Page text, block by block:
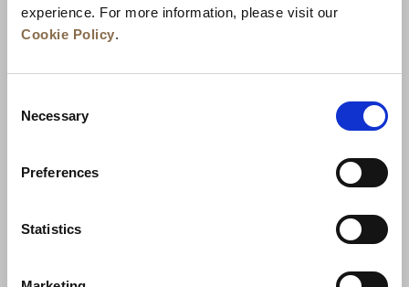
experience. For more information, please visit our
Cookie Policy.
Selection
Necessary
Preferences
Statistics